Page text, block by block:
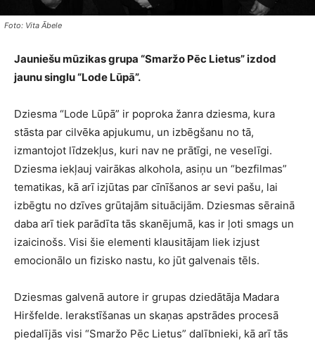
Foto: Vita Ābele
Jauniešu mūzikas grupa “Smaržo Pēc Lietus” izdod
jaunu singlu “Lode Lūpā”.
Dziesma “Lode Lūpā” ir poproka žanra dziesma, kura
stāsta par cilvēka apjukumu, un izbēgšanu no tā,
izmantojot līdzekļus, kuri nav ne prātīgi, ne veselīgi.
Dziesma iekļauj vairākas alkohola, asiņu un “bezfilmas”
tematikas, kā arī izjūtas par cīnīšanos ar sevi pašu, lai
izbēgtu no dzīves grūtajām situācijām. Dziesmas sērainā
daba arī tiek parādīta tās skanējumā, kas ir ļoti smags un
izaicinošs. Visi šie elementi klausitājam liek izjust
emocionālo un fizisko nastu, ko jūt galvenais tēls.
Dziesmas galvenā autore ir grupas dziedātāja Madara
Hiršfelde. Ierakstīšanas un skaņas apstrādes procesā
piedalījās visi “Smaržo Pēc Lietus” dalībnieki, kā arī tās